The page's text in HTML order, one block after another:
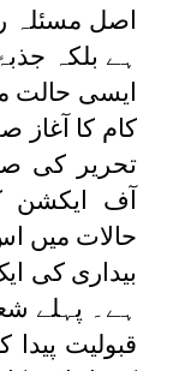
اصل مسئلہ
ہے بلکہ
ایسی حالت
کام کا آغاز
تحریر کی
آف ایکشن
حالات میں
بیداری کی
ہے۔ پہلے
قبولیت